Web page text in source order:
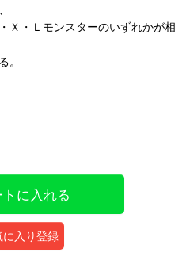
Ｘ・Ｌモンスターのいずれかが相
。
トに入れる
に入り登録